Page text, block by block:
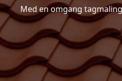
Med en omgang